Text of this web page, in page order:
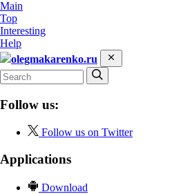
Main
Top
Interesting
Help
olegmakarenko.ru
Follow us:
Follow us on Twitter
Applications
Download